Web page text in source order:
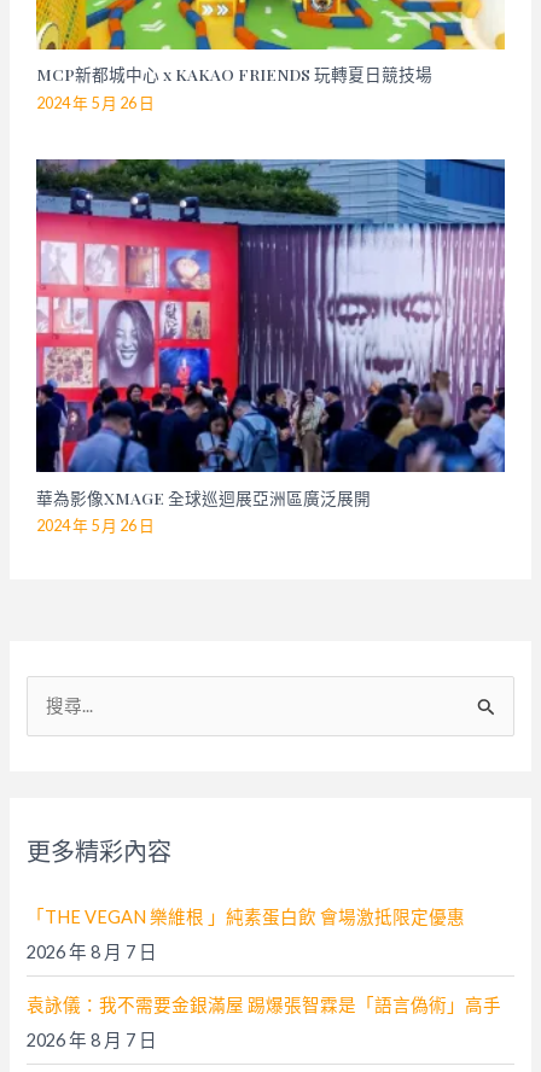
MCP新都城中心 x KAKAO FRIENDS 玩轉夏日競技場
2024 年 5 月 26 日
華為影像XMAGE 全球巡迴展亞洲區廣泛展開
2024 年 5 月 26 日
:
更多精彩內容
「THE VEGAN 樂維根 」純素蛋白飲 會場激抵限定優惠
2026 年 8 月 7 日
袁詠儀：我不需要金銀滿屋 踢爆張智霖是「語言偽術」高手
2026 年 8 月 7 日